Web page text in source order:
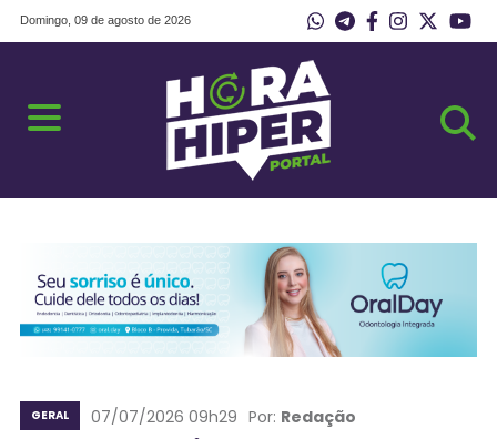
Domingo, 09 de agosto de 2026
GERAL 07/07/2026 09h29 Por: Redação